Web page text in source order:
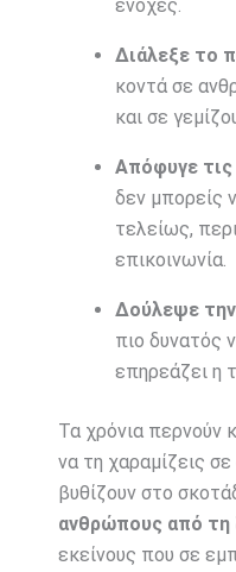
ενοχές.
Διάλεξε το
κοντά σε
και σε
Απόφυγε
δεν μπορείς
τελείως,
επικοινωνία.
Δούλεψε
πιο δυνατός
επηρεάζει η
Τα χρόνια περνούν
να τη χαραμίζεις
βυθίζουν στο
ανθρώπους από τη
εκείνους που σε